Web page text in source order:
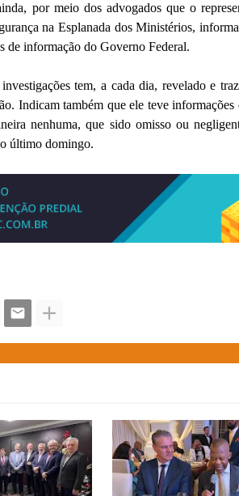
por meio dos advogados que o
na Esplanada dos Ministérios,
de informação do Governo Federal.
tem, a cada dia, revelado e
Indicam também que ele teve informações
nenhuma, que sido omisso ou
último domingo.